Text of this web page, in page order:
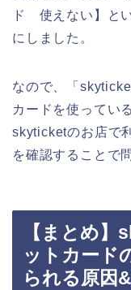
ド 使えない】と
にしました。
なので、「
カードを使ってい
skyticketのお店で
を確認することで
【まとめ
ットカード
られる原因